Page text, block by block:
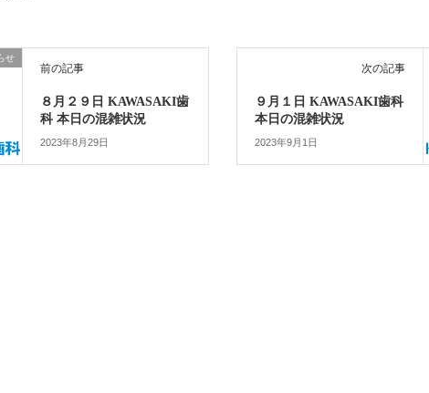
せ
前の記事
８月２９日 KAWASAKI歯
科 本日の混雑状況
2023年8月29日
次の記事
９月１日 KAWASAKI歯科
本日の混雑状況
2023年9月1日